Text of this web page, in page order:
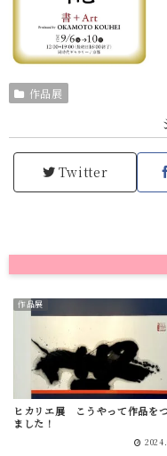
作品展
Twitter
作品展
ヒカリエ展 こうやって作品を
ました！